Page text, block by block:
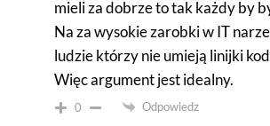
mieli za dobrze to tak każdy by
Na za wysokie zarobki w IT
ludzie którzy nie umieją linijki
Więc argument jest idealny.
0 Odpowiedz